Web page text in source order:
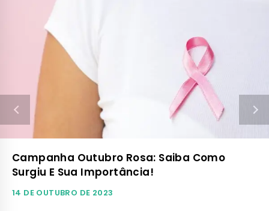
Campanha Outubro Rosa: Saiba Como
Surgiu E Sua Importância!
14 DE OUTUBRO DE 2023